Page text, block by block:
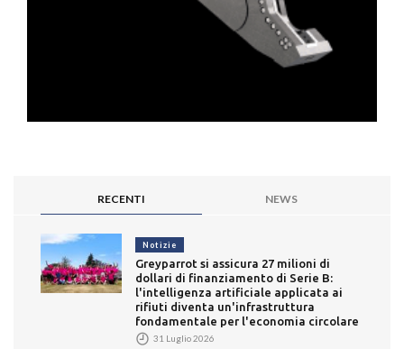
RECENTI NEWS
Notizie
Greyparrot si assicura 27 milioni di
dollari di finanziamento di Serie B:
l'intelligenza artificiale applicata ai
rifiuti diventa un'infrastruttura
fondamentale per l'economia circolare
31 Luglio 2026